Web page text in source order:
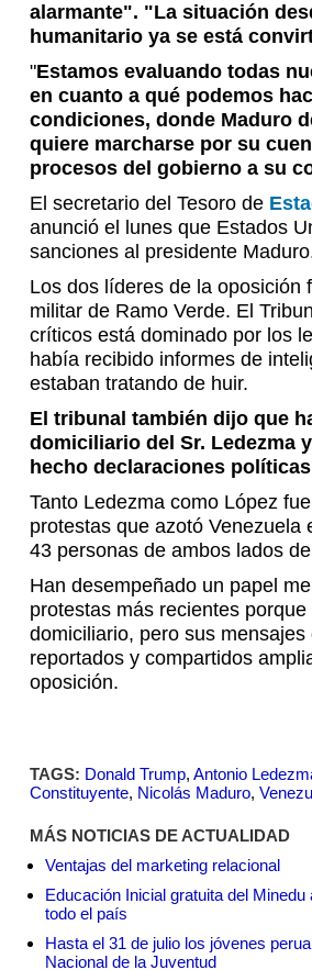
alarmante". "La situación
humanitario ya se está
"Estamos evaluando todas
en cuanto a qué podemos
condiciones, donde Maduro
quiere marcharse por su
procesos del gobierno a su
El secretario del Tesoro de
anunció el lunes que Estados
sanciones al presidente
Los dos líderes de la oposición
militar de Ramo Verde. El
críticos está dominado por los
había recibido informes de
estaban tratando de huir.
El tribunal también dijo que
domiciliario del Sr. Ledezma
hecho declaraciones
Tanto Ledezma como López
protestas que azotó Venezuela
43 personas de ambos lados
Han desempeñado un papel
protestas más recientes
domiciliario, pero sus
reportados y compartidos
oposición.
TAGS: Donald Trump, Antonio
Constituyente, Nicolás Maduro,
MÁS NOTICIAS DE ACTUALIDAD
Ventajas del marketing relacional
Educación Inicial gratuita del
todo el país
Hasta el 31 de julio los jóvenes
Nacional de la Juventud